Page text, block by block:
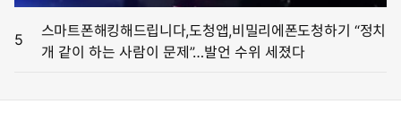
5
스마트폰해킹해드립니다,도청앱,비밀리에폰도청하기 “정치
개 같이 하는 사람이 문제”…발언 수위 세졌다